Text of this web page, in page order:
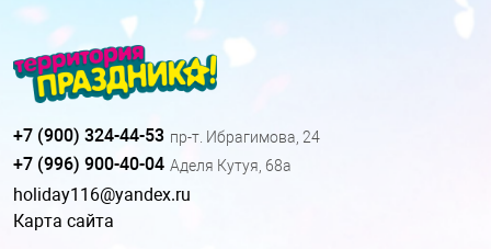
+7 (900) 324-44-53 пр-т. Ибрагимова, 24
+7 (996) 900-40-04 Аделя Кутуя, 68а
holiday116@yandex.ru
Карта сайта